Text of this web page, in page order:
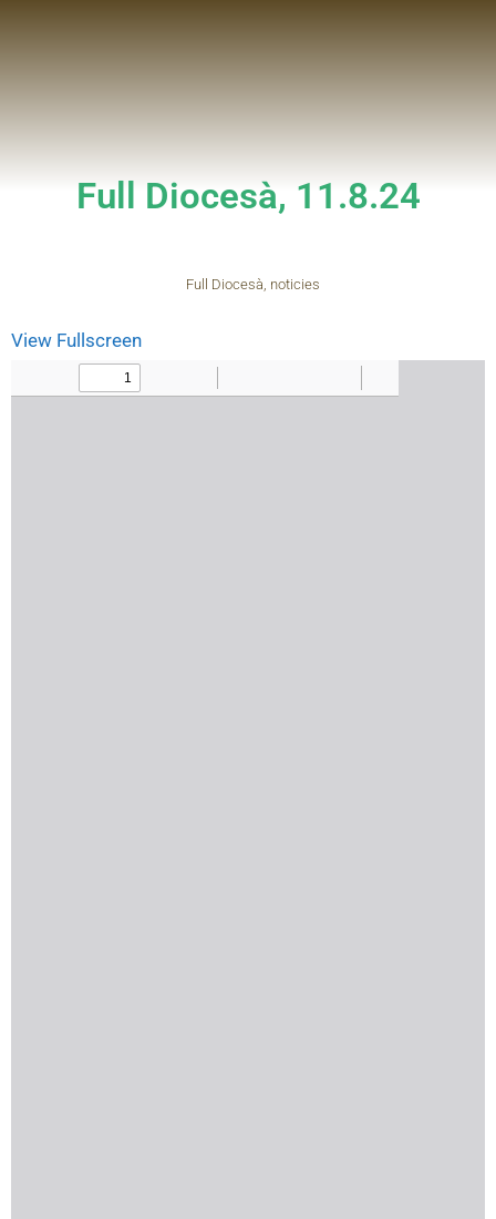
Full Diocesà, 11.8.24
Full Diocesà, noticies
View Fullscreen